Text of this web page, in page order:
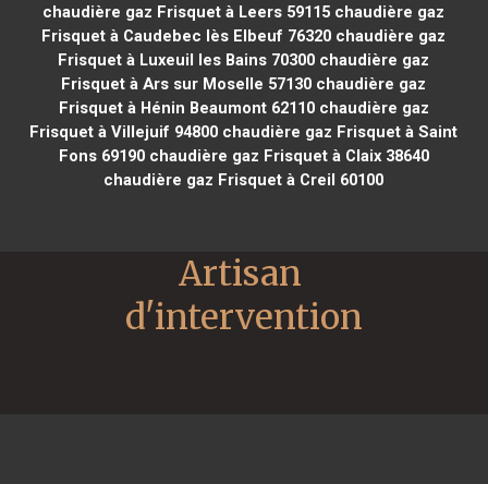
chaudière gaz Frisquet à Leers 59115 chaudière gaz
Frisquet à Caudebec lès Elbeuf 76320 chaudière gaz
Frisquet à Luxeuil les Bains 70300 chaudière gaz
Frisquet à Ars sur Moselle 57130 chaudière gaz
Frisquet à Hénin Beaumont 62110chaudière gaz
Frisquet à Villejuif 94800 chaudière gaz Frisquet à Saint
Fons 69190chaudière gaz Frisquet à Claix 38640
chaudière gaz Frisquet à Creil 60100
Artisan
d'intervention